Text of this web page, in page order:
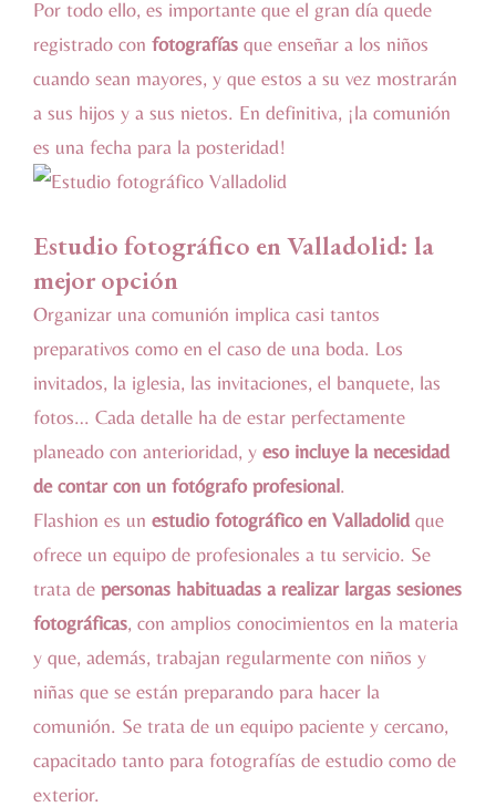
Por todo ello, es importante que el gran día quede
registrado con fotografías que enseñar a los niños
cuando sean mayores, y que estos a su vez mostrarán
a sus hijos y a sus nietos. En definitiva, ¡la comunión
es una fecha para la posteridad!
Estudio fotográfico en Valladolid: la
mejor opción
Organizar una comunión implica casi tantos
preparativos como en el caso de una boda. Los
invitados, la iglesia, las invitaciones, el banquete, las
fotos… Cada detalle ha de estar perfectamente
planeado con anterioridad, y eso incluye la necesidad
de contar con un fotógrafo profesional.
Flashion es un estudio fotográfico en Valladolid que
ofrece un equipo de profesionales a tu servicio. Se
trata de personas habituadas a realizar largas sesiones
fotográficas, con amplios conocimientos en la materia
y que, además, trabajan regularmente con niños y
niñas que se están preparando para hacer la
comunión. Se trata de un equipo paciente y cercano,
capacitado tanto para fotografías de estudio como de
exterior.